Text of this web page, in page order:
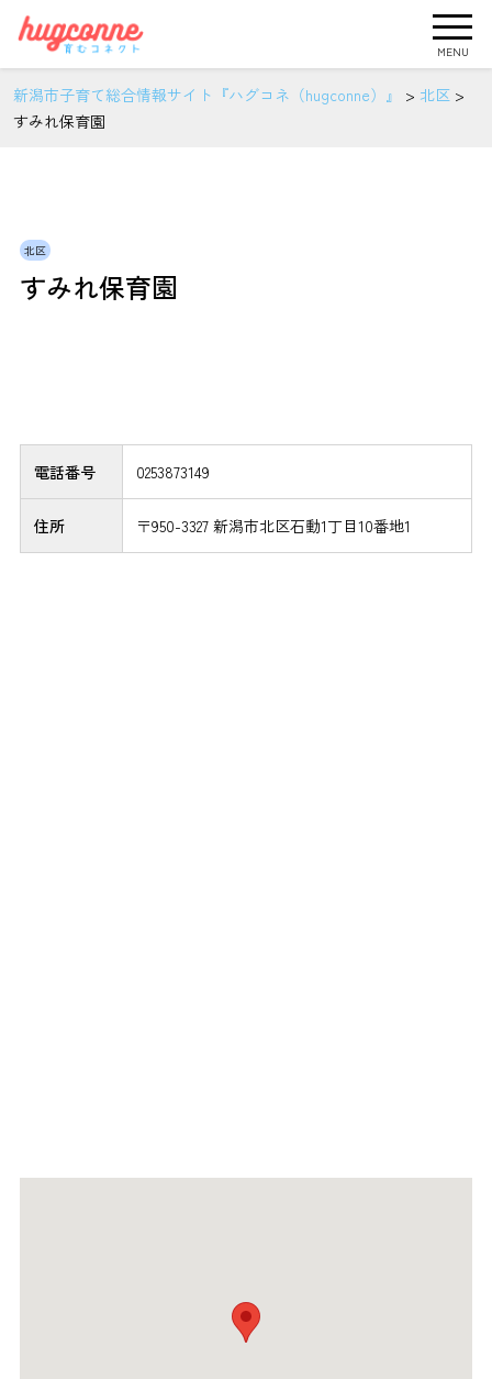
MENU
新潟市子育て総合情報サイト『ハグコネ（hugconne）』 > 北区 >
すみれ保育園
北区
すみれ保育園
電話番号 0253873149
住所 〒950-3327 新潟市北区石動1丁目10番地1